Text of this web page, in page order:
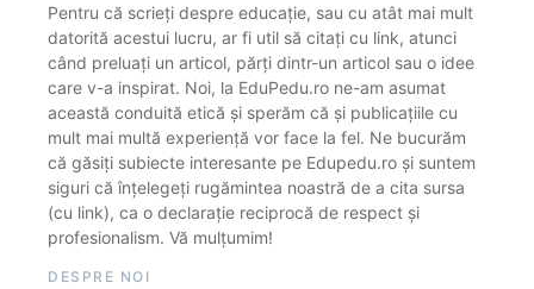
Pentru că scrieți despre educație, sau cu atât mai mult
datorită acestui lucru, ar fi util să citați cu link, atunci
când preluați un articol, părți dintr-un articol sau o idee
care v-a inspirat. Noi, la EduPedu.ro ne-am asumat
această conduită etică și sperăm că și publicațiile cu
mult mai multă experiență vor face la fel. Ne bucurăm
că găsiți subiecte interesante pe Edupedu.ro și suntem
siguri că înțelegeți rugămintea noastră de a cita sursa
(cu link), ca o declarație reciprocă de respect și
profesionalism. Vă mulțumim!
DESPRE NOI